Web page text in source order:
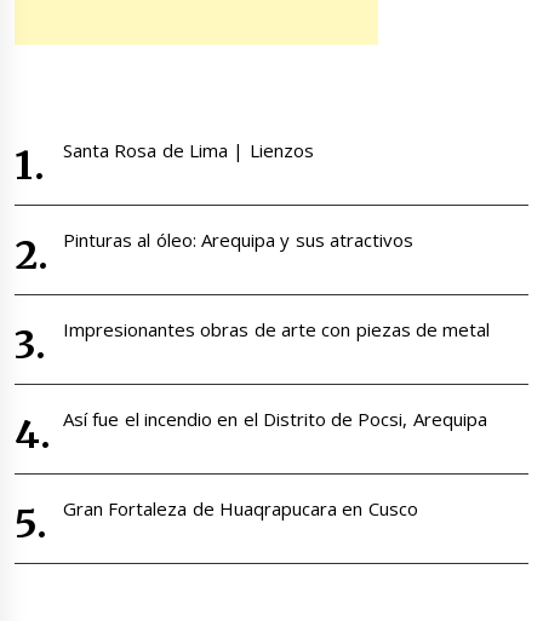
Santa Rosa de Lima | Lienzos
Pinturas al óleo: Arequipa y sus atractivos
Impresionantes obras de arte con piezas de metal
Así fue el incendio en el Distrito de Pocsi, Arequipa
Gran Fortaleza de Huaqrapucara en Cusco